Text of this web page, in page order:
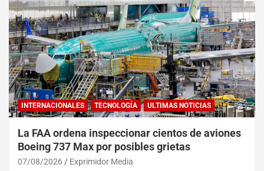
INTERNACIONALES TECNOLOGÍA ULTIMAS NOTICIAS
La FAA ordena inspeccionar cientos de aviones
Boeing 737 Max por posibles grietas
07/08/2026 Exprimidor Media